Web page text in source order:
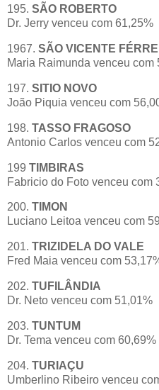
195. SÃO ROBERTO
Dr. Jerry venceu com 61,25%
1967. SÃO VICENTE
Maria Raimunda venceu com
197. SITIO NOVO
João Piquia venceu com
198. TASSO FRAGOSO
Antonio Carlos venceu com
199 TIMBIRAS
Fabricio do Foto venceu com
200. TIMON
Luciano Leitoa venceu com
201. TRIZIDELA DO VALE
Fred Maia venceu com
202. TUFILÂNDIA
Dr. Neto venceu com 51,01%
203. TUNTUM
Dr. Tema venceu com 60,69%
204. TURIAÇU
Umberlino Ribeiro venceu